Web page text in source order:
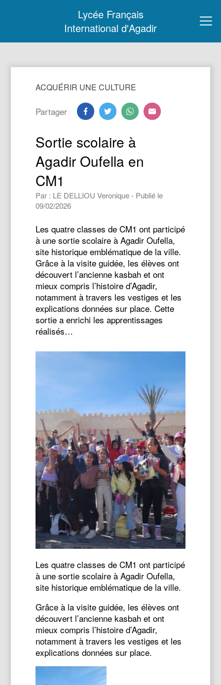
Lycée Français
International d'Agadir
ACQUÉRIR UNE CULTURE
Partager
Sortie scolaire à
Agadir Oufella en
CM1
Par : LE DELLIOU Veronique - Publié le
09/02/2026
Les quatre classes de CM1 ont participé
à une sortie scolaire à Agadir Oufella,
site historique emblématique de la ville.
Grâce à la visite guidée, les élèves ont
découvert l’ancienne kasbah et ont
mieux compris l’histoire d’Agadir,
notamment à travers les vestiges et les
explications données sur place. Cette
sortie a enrichi les apprentissages
réalisés…
Les quatre classes de CM1 ont participé
à une sortie scolaire à Agadir Oufella,
site historique emblématique de la ville.
Grâce à la visite guidée, les élèves ont
découvert l’ancienne kasbah et ont
mieux compris l’histoire d’Agadir,
notamment à travers les vestiges et les
explications données sur place.